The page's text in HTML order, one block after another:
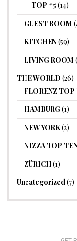
TOP #5 (14)
GUEST ROOM
KITCHEN(59)
LIVING ROOM
THE WORLD (26)
FLORENZ TOP
HAMBURG(1)
NEW YORK(2)
NIZZA TOP
ZÜRICH (1)
Uncategorized(7)